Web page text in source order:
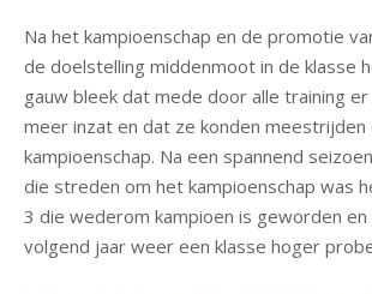
Na het kampioenschap en de promotie
de doelstelling middenmoot in de klasse
gauw bleek dat mede door alle training
meer inzat en dat ze konden meestrijden
kampioenschap. Na een spannend
die streden om het kampioenschap was
3 die wederom kampioen is geworden
volgend jaar weer een klasse hoger